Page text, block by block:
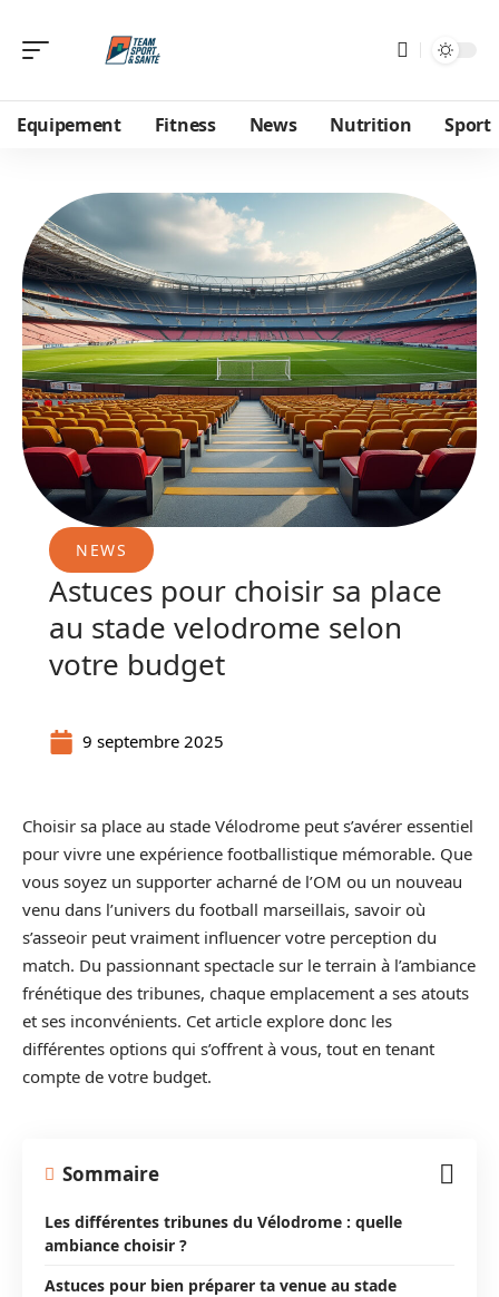
Equipement Fitness News Nutrition Sport
NEWS
Astuces pour choisir sa place
au stade velodrome selon
votre budget
9 septembre 2025
Choisir sa place au stade Vélodrome peut s’avérer essentiel
pour vivre une expérience footballistique mémorable. Que
vous soyez un supporter acharné de l’OM ou un nouveau
venu dans l’univers du football marseillais, savoir où
s’asseoir peut vraiment influencer votre perception du
match. Du passionnant spectacle sur le terrain à l’ambiance
frénétique des tribunes, chaque emplacement a ses atouts
et ses inconvénients. Cet article explore donc les
différentes options qui s’offrent à vous, tout en tenant
compte de votre budget.
Sommaire
Les différentes tribunes du Vélodrome : quelle
ambiance choisir ?
Astuces pour bien préparer ta venue au stade